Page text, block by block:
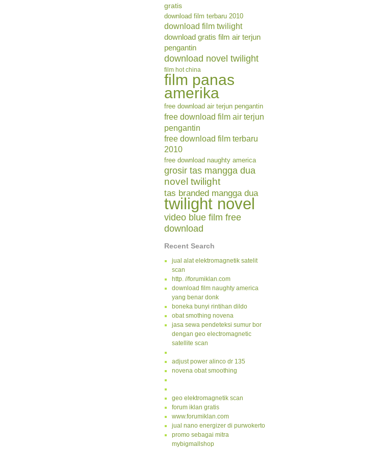
gratis
download film terbaru 2010
download film twilight
download gratis film air terjun
pengantin
download novel twilight
film hot china
film panas
amerika
free download air terjun pengantin
free download film air terjun
pengantin
free download film terbaru
2010
free download naughty america
grosir tas mangga dua
novel twilight
tas branded mangga dua
twilight novel
video blue film free
download
Recent Search
jual alat elektromagnetik satelit
scan
http. //forumiklan.com
download film naughty america
yang benar donk
boneka bunyi rintihan dildo
obat smothing novena
jasa sewa pendeteksi sumur bor
dengan geo electromagnetic
satellite scan
adjust power alinco dr 135
novena obat smoothing
geo elektromagnetik scan
forum iklan gratis
www.forumiklan.com
jual nano energizer di purwokerto
promo sebagai mitra
mybigmallshop